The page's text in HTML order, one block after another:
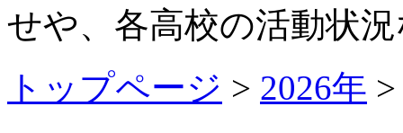
せや、各高校の活動状
トップページ > 2026年